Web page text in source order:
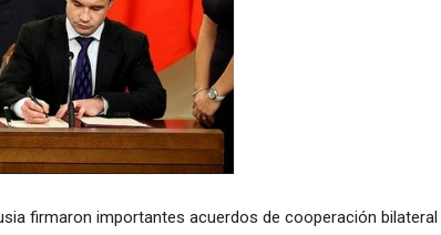
firmaron importantes acuerdos de cooperación bilateral